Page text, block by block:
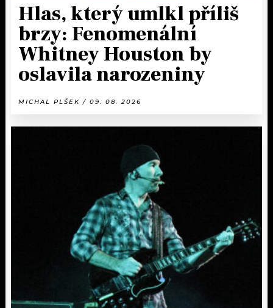
Hlas, který umlkl příliš
brzy: Fenomenální
Whitney Houston by
oslavila narozeniny
MICHAL PLŠEK / 09. 08. 2026